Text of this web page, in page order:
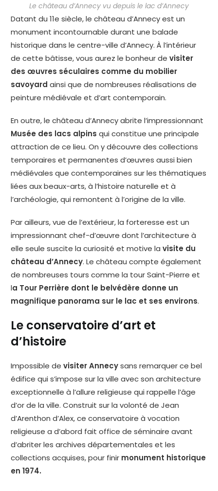
Le château d’Annecy vu depuis le lac d’Annecy
Datant du 11e siècle, le château d’Annecy est un
monument incontournable durant une balade
historique dans le centre-ville d’Annecy. À l’intérieur
de cette bâtisse, vous aurez le bonheur devisiter
des œuvres séculaires comme du mobilier
savoyard ainsi que de nombreuses réalisations de
peinture médiévale et d’art contemporain.
En outre, le château d’Annecy abrite l’impressionnant
Musée des lacs alpins qui constitue une principale
attraction de ce lieu. On y découvre des collections
temporaires et permanentes d’œuvres aussi bien
médiévales que contemporaines sur les thématiques
liées aux beaux-arts, à l’histoire naturelle et à
l’archéologie, qui remontent à l’origine de la ville.
Par ailleurs, vue de l’extérieur, la forteresse est un
impressionnant chef-d’œuvre dont l’architecture à
elle seule suscite la curiosité et motive lavisite du
château d’Annecy. Le château compte également
de nombreuses tours comme la tour Saint-Pierre et
la Tour Perrière dont le belvédère donne un
magnifique panorama sur le lac et ses environs.
Le conservatoire d’art et
d’histoire
Impossible devisiter Annecysans remarquer ce bel
édifice qui s’impose sur la ville avec son architecture
exceptionnelle à l’allure religieuse qui rappelle l’âge
d’or de la ville. Construit sur la volonté de Jean
d’Arenthon d’Alex, ce conservatoire à vocation
religieuse a d’abord fait office de séminaire avant
d’abriter les archives départementales et les
collections acquises, pour finir monument historique
en 1974.